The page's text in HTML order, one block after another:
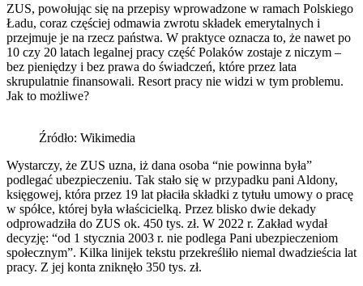
ZUS, powołując się na przepisy wprowadzone w ramach Polskiego
Ładu, coraz częściej odmawia zwrotu składek emerytalnych i
przejmuje je na rzecz państwa. W praktyce oznacza to, że nawet po
10 czy 20 latach legalnej pracy część Polaków zostaje z niczym –
bez pieniędzy i bez prawa do świadczeń, które przez lata
skrupulatnie finansowali. Resort pracy nie widzi w tym problemu.
Jak to możliwe?
Źródło: Wikimedia
Wystarczy, że ZUS uzna, iż dana osoba “nie powinna była”
podlegać ubezpieczeniu. Tak stało się w przypadku pani Aldony,
księgowej, która przez 19 lat płaciła składki z tytułu umowy o pracę
w spółce, której była właścicielką. Przez blisko dwie dekady
odprowadziła do ZUS ok. 450 tys. zł. W 2022 r. Zakład wydał
decyzję: “od 1 stycznia 2003 r. nie podlega Pani ubezpieczeniom
społecznym”. Kilka linijek tekstu przekreśliło niemal dwadzieścia lat
pracy. Z jej konta zniknęło 350 tys. zł.